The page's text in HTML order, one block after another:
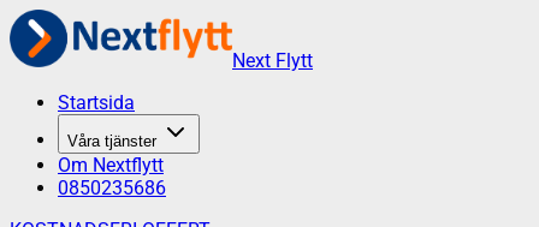
Next Flytt
Startsida
Våra tjänster
Om Nextflytt
0850235686